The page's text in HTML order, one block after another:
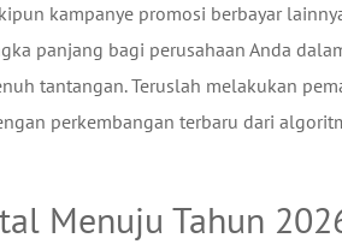
kampanye promosi berbayar
panjang bagi perusahaan Anda
tantangan. Teruslah melakukan
perkembangan terbaru dari
Menuju Tahun